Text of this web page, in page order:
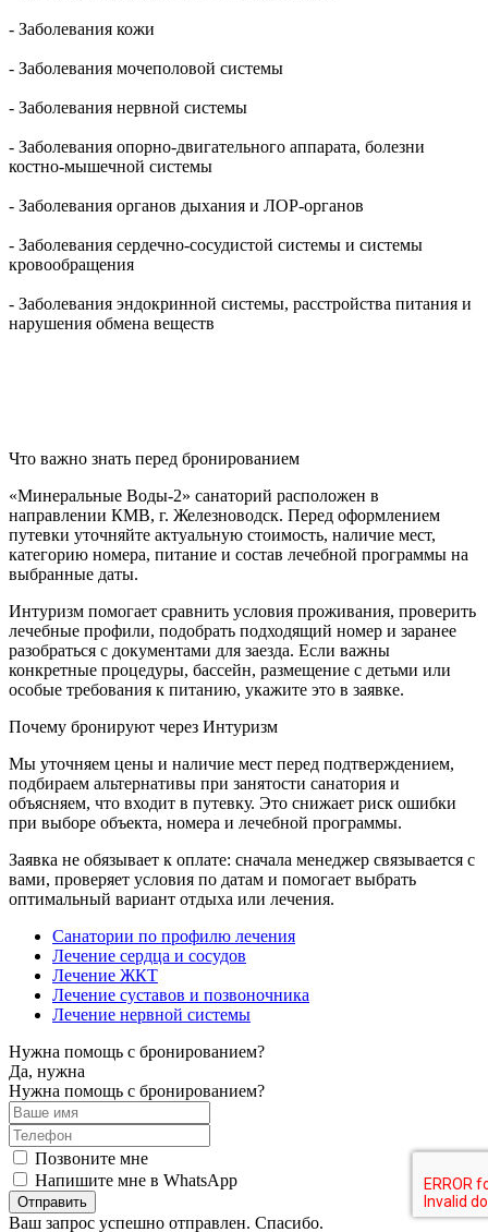
- Заболевания кожи
- Заболевания мочеполовой системы
- Заболевания нервной системы
- Заболевания опорно-двигательного аппарата, болезни
костно-мышечной системы
- Заболевания органов дыхания и ЛОР-органов
- Заболевания сердечно-сосудистой системы и системы
кровообращения
- Заболевания эндокринной системы, расстройства питания и
нарушения обмена веществ
Что важно знать перед бронированием
«Минеральные Воды-2» санаторий расположен в
направлении КМВ, г. Железноводск. Перед оформлением
путевки уточняйте актуальную стоимость, наличие мест,
категорию номера, питание и состав лечебной программы на
выбранные даты.
Интуризм помогает сравнить условия проживания, проверить
лечебные профили, подобрать подходящий номер и заранее
разобраться с документами для заезда. Если важны
конкретные процедуры, бассейн, размещение с детьми или
особые требования к питанию, укажите это в заявке.
Почему бронируют через Интуризм
Мы уточняем цены и наличие мест перед подтверждением,
подбираем альтернативы при занятости санатория и
объясняем, что входит в путевку. Это снижает риск ошибки
при выборе объекта, номера и лечебной программы.
Заявка не обязывает к оплате: сначала менеджер связывается с
вами, проверяет условия по датам и помогает выбрать
оптимальный вариант отдыха или лечения.
Санатории по профилю лечения
Лечение сердца и сосудов
Лечение ЖКТ
Лечение суставов и позвоночника
Лечение нервной системы
Нужна помощь с бронированием?
Да, нужна
Нужна помощь с бронированием?
Позвоните мне
Напишите мне в WhatsApp
Отправить
Ваш запрос успешно отправлен. Спасибо.